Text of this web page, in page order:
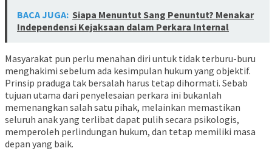
BACA JUGA: Siapa Menuntut Sang Penuntut? Menakar
Independensi Kejaksaan dalam Perkara Internal
Masyarakat pun perlu menahan diri untuk tidak terburu-buru
menghakimi sebelum ada kesimpulan hukum yang objektif.
Prinsip praduga tak bersalah harus tetap dihormati. Sebab
tujuan utama dari penyelesaian perkara ini bukanlah
memenangkan salah satu pihak, melainkan memastikan
seluruh anak yang terlibat dapat pulih secara psikologis,
memperoleh perlindungan hukum, dan tetap memiliki masa
depan yang baik.